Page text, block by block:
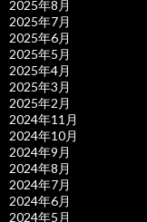
2025年8月
2025年7月
2025年6月
2025年5月
2025年4月
2025年3月
2025年2月
2024年11月
2024年10月
2024年9月
2024年8月
2024年7月
2024年6月
2024年5月